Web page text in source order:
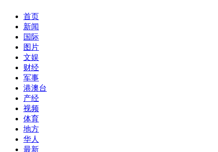
首页
新闻
国际
图片
文娱
财经
军事
港澳台
产经
视频
体育
地方
华人
最新